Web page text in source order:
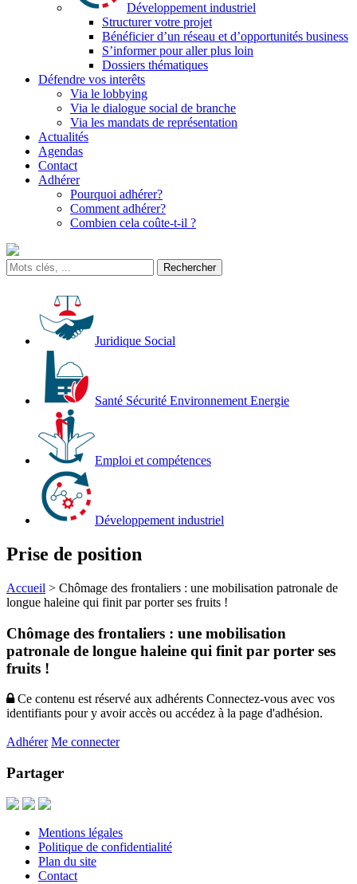
Développement industriel
Structurer votre projet
Bénéficier d’un réseau et d’opportunités business
S’informer pour aller plus loin
Dossiers thématiques
Défendre vos interêts
Via le lobbying
Via le dialogue social de branche
Via les mandats de représentation
Actualités
Agendas
Contact
Adhérer
Pourquoi adhérer?
Comment adhérer?
Combien cela coûte-t-il ?
Juridique Social
Santé Sécurité Environnement Energie
Emploi et compétences
Développement industriel
Prise de position
Accueil > Chômage des frontaliers : une mobilisation patronale de
longue haleine qui finit par porter ses fruits !
Chômage des frontaliers : une mobilisation
patronale de longue haleine qui finit par porter ses
fruits !
Ce contenu est réservé aux adhérents Connectez-vous avec vos
identifiants pour y avoir accès ou accédez à la page d'adhésion.
Adhérer Me connecter
Partager
Mentions légales
Politique de confidentialité
Plan du site
Contact